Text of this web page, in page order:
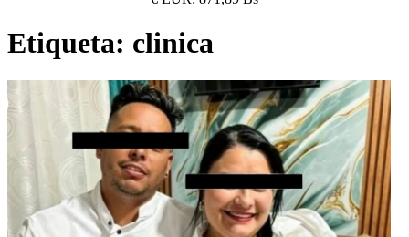
Etiqueta: clinica